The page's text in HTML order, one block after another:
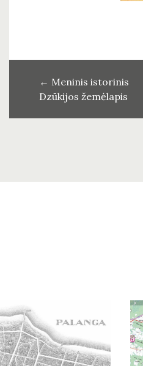
← Meninis istorinis
Dzūkijos žemėlapis